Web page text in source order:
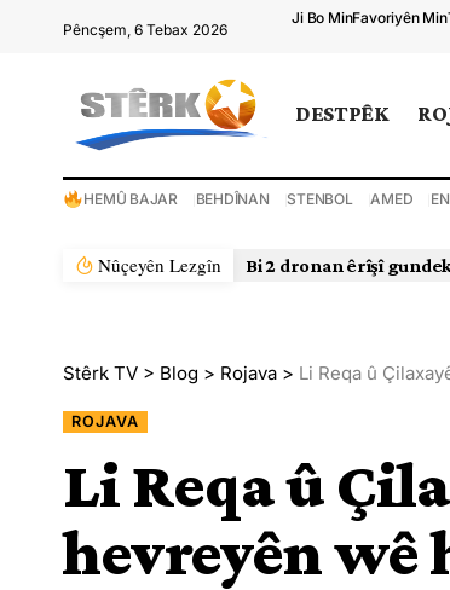
Pêncşem, 6 Tebax 2026
Ji Bo MinFavoriyên Min
DESTPÊK
HEMÛ BAJAR BEHDÎNAN STENBOL AMED
Nûçeyên Lezgîn Bi 2 dronan êrîşî
Stêrk TV > Blog > Rojava > Li Reqa û
ROJAVA
Li Reqa û
hevreyên